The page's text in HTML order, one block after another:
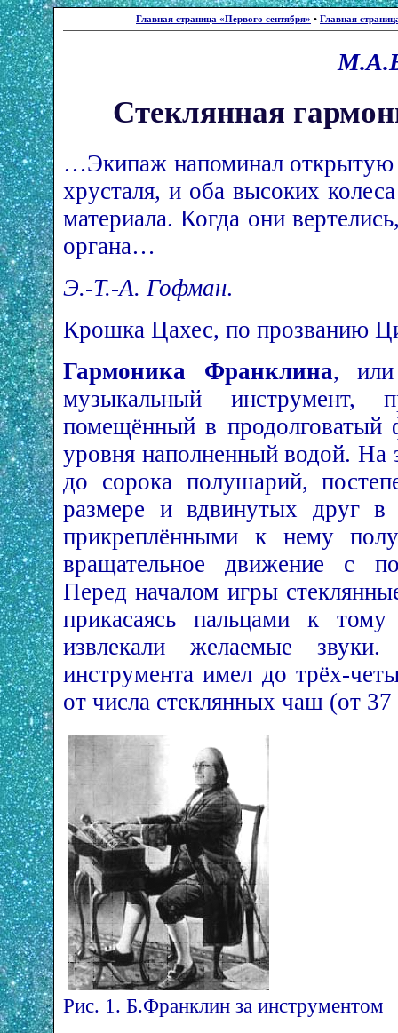
Главная страница «Первого сентября» • Главная
Стеклянная
…Экипаж напоминал открытую
хрусталя, и оба высоких
материала. Когда они
органа…
Э.-Т.-А. Гофман.
Крошка Цахес, по прозванию
Гармоника Франклина, или
музыкальный инструмент,
помещённый в продолговатый
уровня наполненный водой. На
до сорока полушарий,
размере и вдвинутых друг
прикреплёнными к нему
вращательное движение с
Перед началом игры
прикасаясь пальцами к
извлекали желаемые
инструмента имел до трёх-
от числа стеклянных чаш (от
Рис. 1. Б.Франклин за инструментом